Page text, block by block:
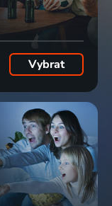
Vybrat